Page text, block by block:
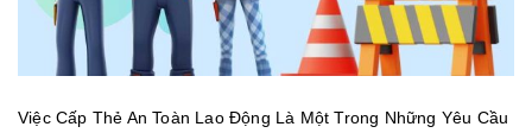
Việc Cấp Thẻ An Toàn Lao Động Là Một Trong Những Yêu Cầu